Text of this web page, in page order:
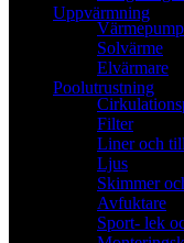
Uppvärmning
Solvärme
Elvärmare
Poolutrustning
Filter
Liner och
Ljus
Skimmer
Avfuktare
Sport- lek